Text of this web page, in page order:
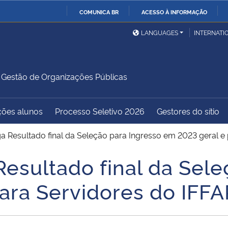
COMUNICA BR ACESSO À INFORMAÇÃO
Ministério da Defesa
Ministério das Relações
Exteriores
Ministério do
Desenvolvimento Regional
Controladoria-Geral da
União
Advocacia-Geral da União Banco Central do Brasil
LANGUAGES
de Organizações Públicas
alunos Processo Seletivo 2026 Gestores do sítio
Resultado final da Seleção para Ingresso em 2023 geral
final da
Servidores do